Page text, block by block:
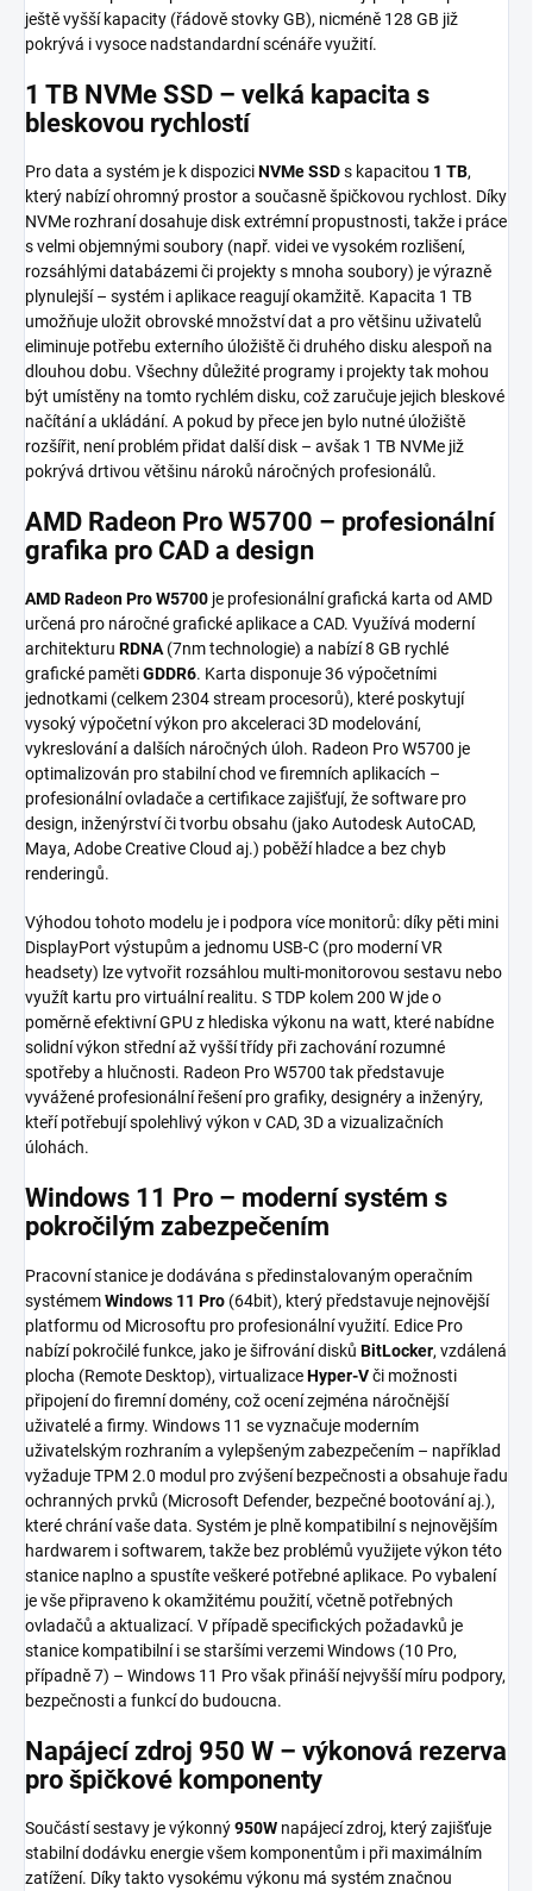
ještě vyšší kapacity (řádově stovky GB), nicméně 128 GB již
pokrývá i vysoce nadstandardní scénáře využití.
1 TB NVMe SSD – velká kapacita s
bleskovou rychlostí
Pro data a systém je k dispoziciNVMe SSDs kapacitou 1 TB,
který nabízí ohromný prostor a současně špičkovou rychlost. Díky
NVMe rozhraní dosahuje disk extrémní propustnosti, takže i práce
s velmi objemnými soubory (např. videi ve vysokém rozlišení,
rozsáhlými databázemi či projekty s mnoha soubory) je výrazně
plynulejší – systém i aplikace reagují okamžitě. Kapacita 1 TB
umožňuje uložit obrovské množství dat a pro většinu uživatelů
eliminuje potřebu externího úložiště či druhého disku alespoň na
dlouhou dobu. Všechny důležité programy i projekty tak mohou
být umístěny na tomto rychlém disku, což zaručuje jejich bleskové
načítání a ukládání. A pokud by přece jen bylo nutné úložiště
rozšířit, není problém přidat další disk – avšak 1 TB NVMe již
pokrývá drtivou většinu nároků náročných profesionálů.
AMD Radeon Pro W5700 – profesionální
grafika pro CAD a design
AMD Radeon Pro W5700 je profesionální grafická karta od AMD
určená pro náročné grafické aplikace a CAD. Využívá moderní
architekturu RDNA(7nm technologie) a nabízí 8 GB rychlé
grafické pamětiGDDR6. Karta disponuje 36 výpočetními
jednotkami (celkem 2304 stream procesorů), které poskytují
vysoký výpočetní výkon pro akceleraci 3D modelování,
vykreslování a dalších náročných úloh. Radeon Pro W5700 je
optimalizován pro stabilní chod ve firemních aplikacích –
profesionální ovladače a certifikace zajišťují, že software pro
design, inženýrství či tvorbu obsahu (jako Autodesk AutoCAD,
Maya, Adobe Creative Cloud aj.) poběží hladce a bez chyb
renderingů.
Výhodou tohoto modelu je i podpora více monitorů: díky pěti mini
DisplayPort výstupům a jednomu USB-C (pro moderní VR
headsety) lze vytvořit rozsáhlou multi-monitorovou sestavu nebo
využít kartu pro virtuální realitu. S TDP kolem 200 W jde o
poměrně efektivní GPU z hlediska výkonu na watt, které nabídne
solidní výkon střední až vyšší třídy při zachování rozumné
spotřeby a hlučnosti. Radeon Pro W5700 tak představuje
vyvážené profesionální řešení pro grafiky, designéry a inženýry,
kteří potřebují spolehlivý výkon v CAD, 3D a vizualizačních
úlohách.
Windows 11 Pro – moderní systém s
pokročilým zabezpečením
Pracovní stanice je dodávána s předinstalovaným operačním
systémemWindows 11 Pro (64bit), který představuje nejnovější
platformu od Microsoftu pro profesionální využití. Edice Pro
nabízí pokročilé funkce, jako je šifrování disků BitLocker, vzdálená
plocha (Remote Desktop), virtualizaceHyper-Vči možnosti
připojení do firemní domény, což ocení zejména náročnější
uživatelé a firmy. Windows 11 se vyznačuje moderním
uživatelským rozhraním a vylepšeným zabezpečením – například
vyžaduje TPM 2.0 modul pro zvýšení bezpečnosti a obsahuje řadu
ochranných prvků (Microsoft Defender, bezpečné bootování aj.),
které chrání vaše data. Systém je plně kompatibilní s nejnovějším
hardwarem i softwarem, takže bez problémů využijete výkon této
stanice naplno a spustíte veškeré potřebné aplikace. Po vybalení
je vše připraveno k okamžitému použití, včetně potřebných
ovladačů a aktualizací. V případě specifických požadavků je
stanice kompatibilní i se staršími verzemi Windows (10 Pro,
případně 7) – Windows 11 Pro však přináší nejvyšší míru podpory,
bezpečnosti a funkcí do budoucna.
Napájecí zdroj 950 W – výkonová rezerva
pro špičkové komponenty
Součástí sestavy je výkonný950W napájecí zdroj, který zajišťuje
stabilní dodávku energie všem komponentům i při maximálním
zatížení. Díky takto vysokému výkonu má systém značnou